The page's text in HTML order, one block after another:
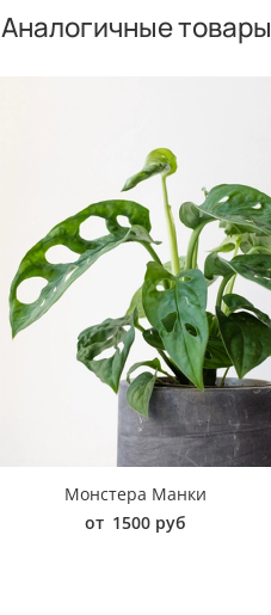
Аналогичные товары
Монстера Манки
от 1500 руб